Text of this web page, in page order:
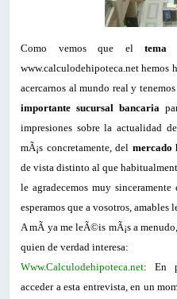
Como vemos que el tema
www.calculodehipoteca.net hemos
acercarnos al mundo real y
importante sucursal bancaria
impresiones sobre la actualidad
mÃ¡s concretamente, del mercado
de vista distinto al que
le agradecemos muy
esperamos que a vosotros, amables
A mÃ­ ya me leÃ©is mÃ¡s a
quien de verdad interesa:
Www.Calculodehipoteca.net: En
acceder a esta entrevista, en un